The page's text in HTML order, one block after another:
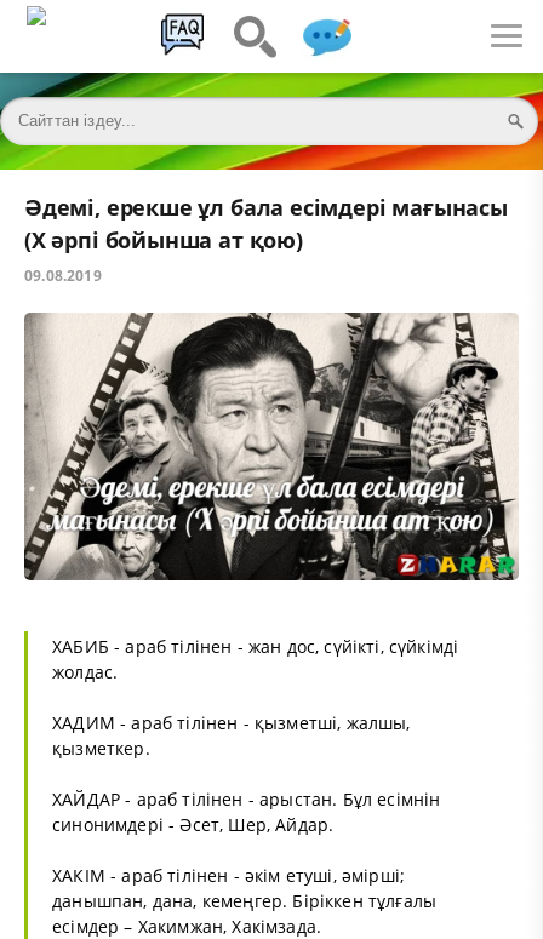
Әдемі, ерекше ұл бала есімдері мағынасы
(Х әрпі бойынша ат қою)
09.08.2019
ХАБИБ - араб тілінен - жан дос, сүйікті, сүйкімді
жолдас.
ХАДИМ - араб тілінен - қызметші, жалшы,
қызметкер.
ХАЙДАР - араб тілінен - арыстан. Бұл есімнін
синонимдері - Әсет, Шер, Айдар.
ХАКІМ - араб тілінен - әкім етуші, әмірші;
данышпан, дана, кемеңгер. Біріккен тұлғалы
есімдер – Хакимжан, Хакімзада.